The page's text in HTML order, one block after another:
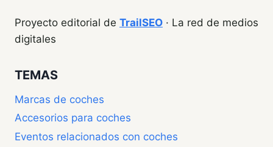
Proyecto editorial de TrailSEO · La red de medios
digitales
TEMAS
Marcas de coches
Accesorios para coches
Eventos relacionados con coches